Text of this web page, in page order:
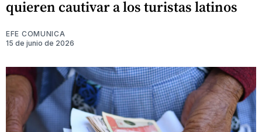
quieren cautivar a los turistas latinos
EFE COMUNICA
15 de junio de 2026